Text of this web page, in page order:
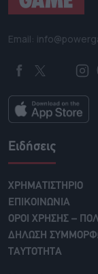
Email:
Ειδήσεις
ΧΡΗΜΑΤΙΣΤΗΡΙΟ
ΕΠΙΚΟΙΝΩΝΙΑ
ΟΡΟΙ ΧΡΗΣΗΣ –
ΔΗΛΩΣΗ
ΤΑΥΤΟΤΗΤΑ